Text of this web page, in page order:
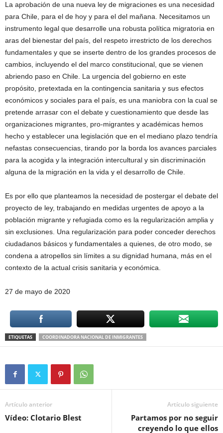
La aprobación de una nueva ley de migraciones es una necesidad
para Chile, para el de hoy y para el del mañana. Necesitamos un
instrumento legal que desarrolle una robusta política migratoria en
aras del bienestar del país, del respeto irrestricto de los derechos
fundamentales y que se inserte dentro de los grandes procesos de
cambios, incluyendo el del marco constitucional, que se vienen
abriendo paso en Chile. La urgencia del gobierno en este
propósito, pretextada en la contingencia sanitaria y sus efectos
económicos y sociales para el país, es una maniobra con la cual se
pretende arrasar con el debate y cuestionamiento que desde las
organizaciones migrantes, pro-migrantes y académicas hemos
hecho y establecer una legislación que en el mediano plazo tendría
nefastas consecuencias, tirando por la borda los avances parciales
para la acogida y la integración intercultural y sin discriminación
alguna de la migración en la vida y el desarrollo de Chile.
Es por ello que planteamos la necesidad de postergar el debate del
proyecto de ley, trabajando en medidas urgentes de apoyo a la
población migrante y refugiada como es la regularización amplia y
sin exclusiones. Una regularización para poder conceder derechos
ciudadanos básicos y fundamentales a quienes, de otro modo, se
condena a atropellos sin límites a su dignidad humana, más en el
contexto de la actual crisis sanitaria y económica.
27 de mayo de 2020
ETIQUETAS COORDINADORA NACIONAL DE INMIGRANTES
Artículo anterior
Vídeo: Clotario Blest
Artículo siguiente
Partamos por no seguir
creyendo lo que ellos